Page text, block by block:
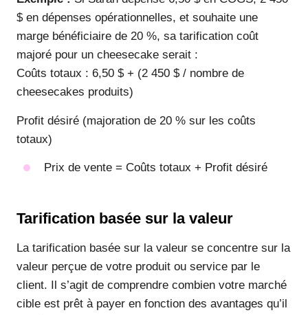
$ en dépenses opérationnelles, et souhaite une
marge bénéficiaire de 20 %, sa tarification coût
majoré pour un cheesecake serait :
Coûts totaux : 6,50 $ + (2 450 $ / nombre de
cheesecakes produits)
Profit désiré (majoration de 20 % sur les coûts
totaux)
Prix de vente = Coûts totaux + Profit désiré
Tarification basée sur la valeur
La tarification basée sur la valeur se concentre sur la
valeur perçue de votre produit ou service par le
client. Il s’agit de comprendre combien votre marché
cible est prêt à payer en fonction des avantages qu’il